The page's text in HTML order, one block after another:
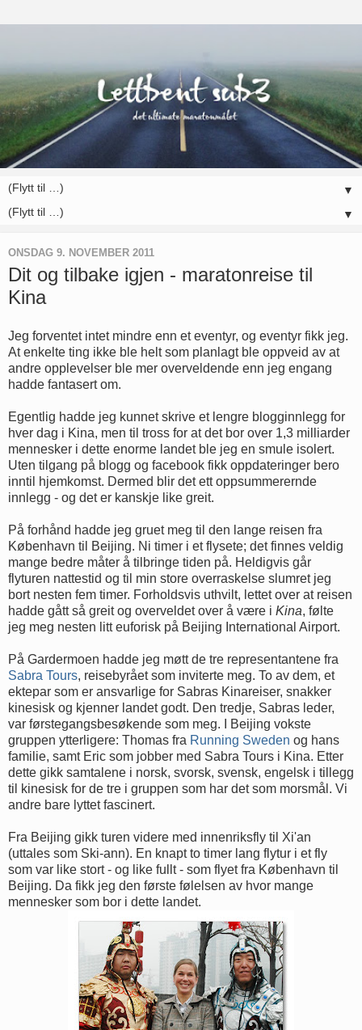
▼
▼
ONSDAG 9. NOVEMBER 2011
Dit og tilbake igjen - maratonreise til
Kina
Jeg forventet intet mindre enn et eventyr, og eventyr fikk jeg.
At enkelte ting ikke ble helt som planlagt ble oppveid av at
andre opplevelser ble mer overveldende enn jeg engang
hadde fantasert om.
Egentlig hadde jeg kunnet skrive et lengre blogginnlegg for
hver dag i Kina, men til tross for at det bor over 1,3 milliarder
mennesker i dette enorme landet ble jeg en smule isolert.
Uten tilgang på blogg og facebook fikk oppdateringer bero
inntil hjemkomst. Dermed blir det ett oppsummerernde
innlegg - og det er kanskje like greit.
På forhånd hadde jeg gruet meg til den lange reisen fra
København til Beijing. Ni timer i et flysete; det finnes veldig
mange bedre måter å tilbringe tiden på. Heldigvis går
flyturen nattestid og til min store overraskelse slumret jeg
bort nesten fem timer. Forholdsvis uthvilt, lettet over at reisen
hadde gått så greit og overveldet over å være i Kina, følte
jeg meg nesten litt euforisk på Beijing International Airport.
På Gardermoen hadde jeg møtt de tre representantene fra
Sabra Tours, reisebyrået som inviterte meg. To av dem, et
ektepar som er ansvarlige for Sabras Kinareiser, snakker
kinesisk og kjenner landet godt. Den tredje, Sabras leder,
var førstegangsbesøkende som meg. I Beijing vokste
gruppen ytterligere: Thomas fra Running Sweden og hans
familie, samt Eric som jobber med Sabra Tours i Kina. Etter
dette gikk samtalene i norsk, svorsk, svensk, engelsk i tillegg
til kinesisk for de tre i gruppen som har det som morsmål. Vi
andre bare lyttet fascinert.
Fra Beijing gikk turen videre med innenriksfly til Xi'an
(uttales som Ski-ann). En knapt to timer lang flytur i et fly
som var like stort - og like fullt - som flyet fra København til
Beijing. Da fikk jeg den første følelsen av hvor mange
mennesker som bor i dette landet.